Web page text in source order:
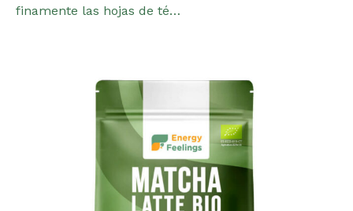
finamente las hojas de té…